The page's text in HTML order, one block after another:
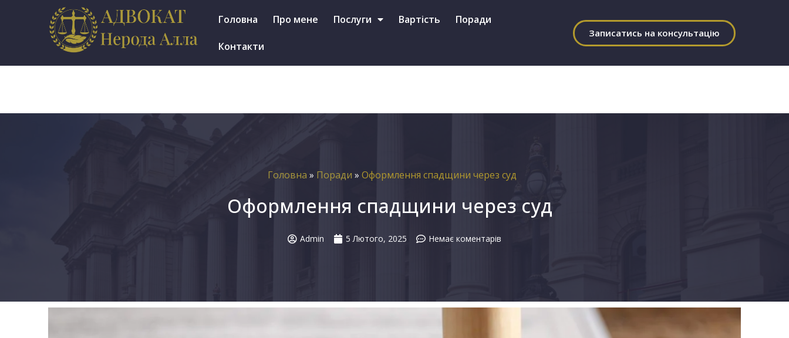
м.Ірпінь, вул. Мінеральна 7е, оф. 1002
+38 (097)-587-46-79 (Viber, Telegram, WhatsApp)
Пн.-Пт.: 9.30-17.30
Головна Про мене Послуги Вартість Поради
Контакти
Записатись на консультацію
Головна » Поради » Оформлення спадщини через суд
Оформлення спадщини через суд
Admin 5 Лютого, 2025 Немає коментарів